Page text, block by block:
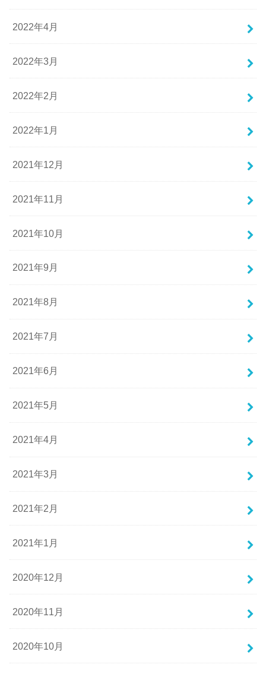
2022年4月
2022年3月
2022年2月
2022年1月
2021年12月
2021年11月
2021年10月
2021年9月
2021年8月
2021年7月
2021年6月
2021年5月
2021年4月
2021年3月
2021年2月
2021年1月
2020年12月
2020年11月
2020年10月